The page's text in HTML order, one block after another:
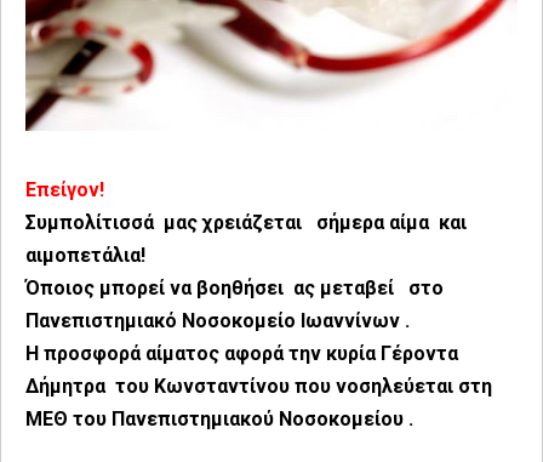
Επείγον!
Συμπολίτισσά μας χρειάζεται σήμερα αίμα και
αιμοπετάλια!
Όποιος μπορεί να βοηθήσει ας μεταβεί στο
Πανεπιστημιακό Νοσοκομείο Ιωαννίνων .
Η προσφορά αίματος αφορά την κυρία Γέροντα
Δήμητρα του Κωνσταντίνου που νοσηλεύεται στη
ΜΕΘ του Πανεπιστημιακού Νοσοκομείου .